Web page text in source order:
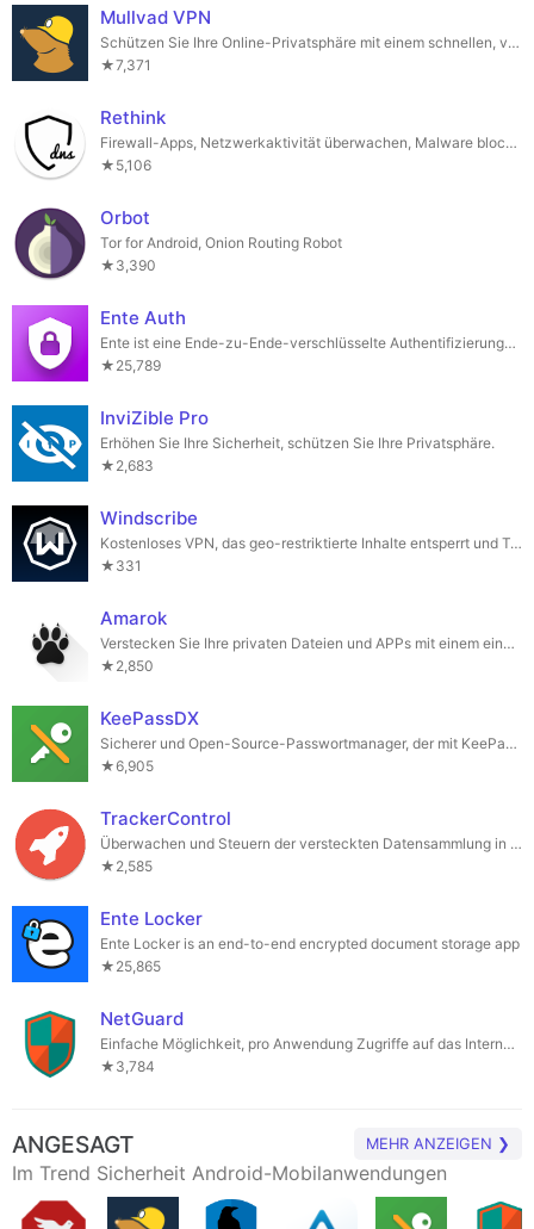
Mullvad VPN
Schützen Sie Ihre Online-Privatsphäre mit einem schnellen, vertrauenswürdigen und benutzerfreundlichen VPN.
★7,371
Rethink
Firewall-Apps, Netzwerkaktivität überwachen, Malware blockieren, DNS ändern.
★5,106
Orbot
Tor for Android, Onion Routing Robot
★3,390
Ente Auth
Ente ist eine Ende-zu-Ende-verschlüsselte Authentifizierungs-App.
★25,789
InviZible Pro
Erhöhen Sie Ihre Sicherheit, schützen Sie Ihre Privatsphäre.
★2,683
Windscribe
Kostenloses VPN, das geo-restriktierte Inhalte entsperrt und Tracking eliminiert.
★331
Amarok
Verstecken Sie Ihre privaten Dateien und APPs mit einem einzigen Klick.
★2,850
KeePassDX
Sicherer und Open-Source-Passwortmanager, der mit KeePass-Dateien kompatibel ist.
★6,905
TrackerControl
Überwachen und Steuern der versteckten Datensammlung in mobilen Apps
★2,585
Ente Locker
Ente Locker is an end-to-end encrypted document storage app
★25,865
NetGuard
Einfache Möglichkeit, pro Anwendung Zugriffe auf das Internet zu blockieren
★3,784
ANGESAGT MEHR ANZEIGEN ❯
Im Trend Sicherheit Android-Mobilanwendungen